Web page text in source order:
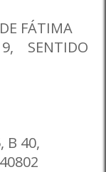
FÁTIMA
SENTIDO
B 40,